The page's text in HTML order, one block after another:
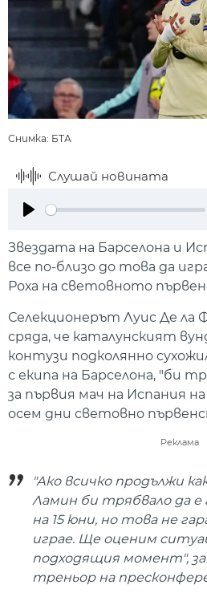
Снимка: БТА
Слушай новината
Звездата на Барселона и
все по-близо до това да
Роха на световното
Селекционерът Луис Де
сряда, че каталунският
контузи подколянно
с екипа на Барселона, "би
за първия мач на Испания
осем дни световно
Реклама
"Ако всичко продължи
Ламин би трябвало да е
на 15 юни, но това не
играе. Ще оценим
подходящия момент",
треньор на